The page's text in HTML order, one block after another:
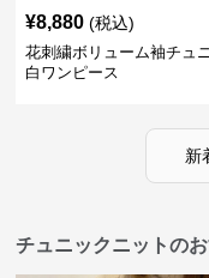
¥8,880 (税込)
花刺繍ボリューム袖チュ
白ワンピース
新
チュニックニットの